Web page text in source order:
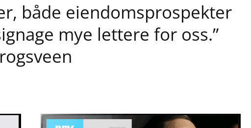
både eiendomsprospekter
mye lettere for oss.”